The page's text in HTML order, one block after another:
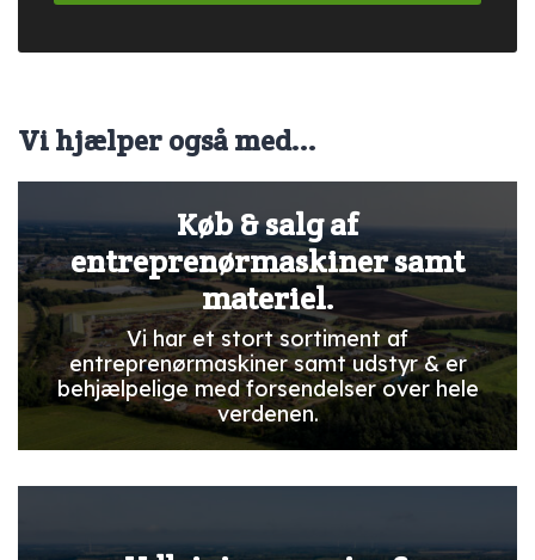
Vi hjælper også med...
Køb & salg af
entreprenørmaskiner samt
materiel.
Vi har et stort sortiment af
entreprenørmaskiner samt udstyr & er
behjælpelige med forsendelser over hele
verdenen.